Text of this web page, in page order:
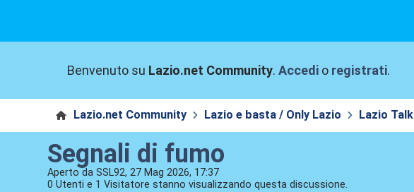
Benvenuto su Lazio.net Community.Accedi o registrati.
Lazio.net Community Lazio e basta / Only Lazio Lazio Talk
Segnali di fumo
Aperto da SSL92, 27 Mag 2026, 17:37
0 Utenti e 1 Visitatore stanno visualizzando questa discussione.